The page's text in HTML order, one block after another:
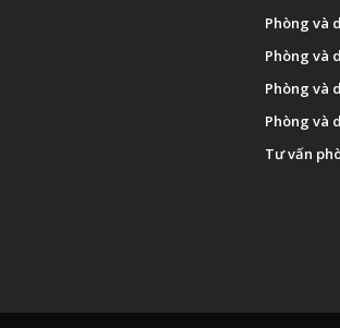
Phòng và
Phòng và
Phòng và
Phòng và
Tư vấn